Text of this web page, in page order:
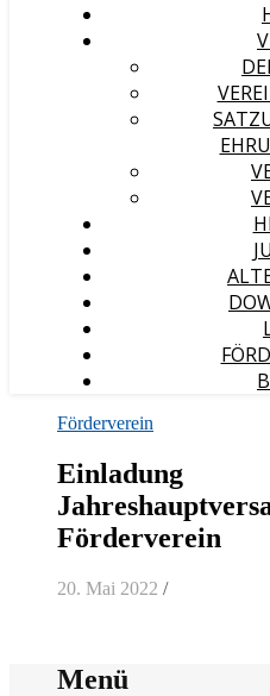
Förderverein
Einladung
Förderverein
20. Mai 2022 /
Menü